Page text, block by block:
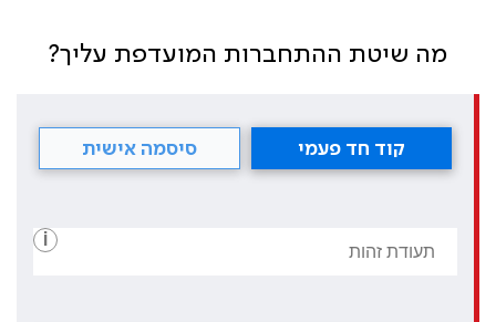
מה שיטת ההתחברות המועדפת עליך?
קוד חד פעמי סיסמה אישית
i